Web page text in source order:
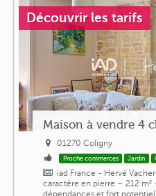
Découvrir les tarifs
Maison à vendre 4
01270 Coligny
Proche commerces Jardin
iad France - Hervé
caractère en pierre – 212 m²
dépendances et fort